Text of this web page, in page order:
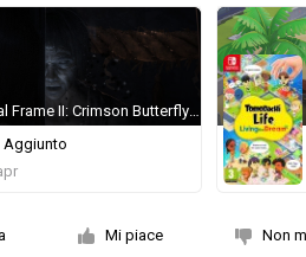
Aggiunto
Mi piace Non